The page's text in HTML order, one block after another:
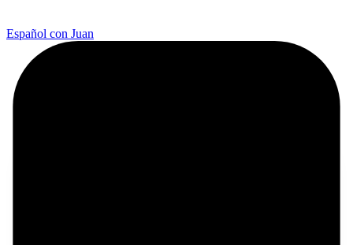
Español con Juan